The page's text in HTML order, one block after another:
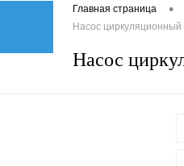
Главная страница •
Насос
Насос